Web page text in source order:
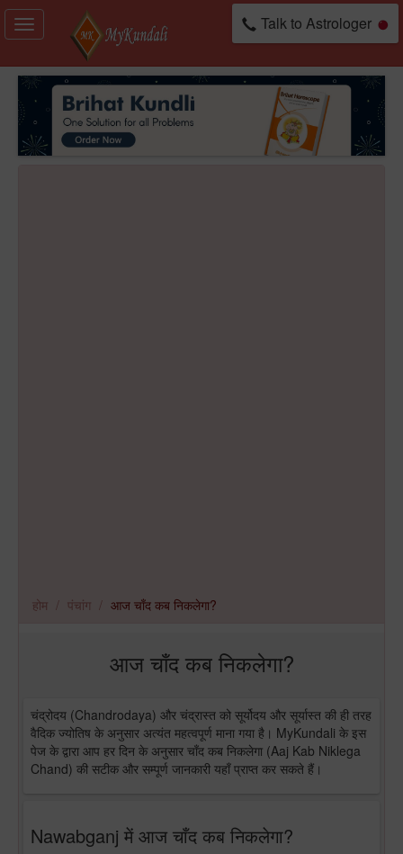
Toggle
navigation
Talk to Astrologer
होम पंचांग आज चाँद कब निकलेगा?
आज चाँद कब निकलेगा?
चंद्रोदय (Chandrodaya) और चंद्रास्त को सूर्योदय और सूर्यास्त की ही तरह
वैदिक ज्योतिष के अनुसार अत्यंत महत्वपूर्ण माना गया है। MyKundali के इस
पेज के द्वारा आप हर दिन के अनुसार चाँद कब निकलेगा (Aaj Kab Niklega
Chand) की सटीक और सम्पूर्ण जानकारी यहाँ प्राप्त कर सकते हैं।
Nawabganj में आज चाँद कब निकलेगा?